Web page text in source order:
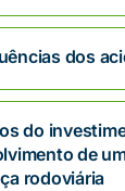
dos
do
de
rodoviária